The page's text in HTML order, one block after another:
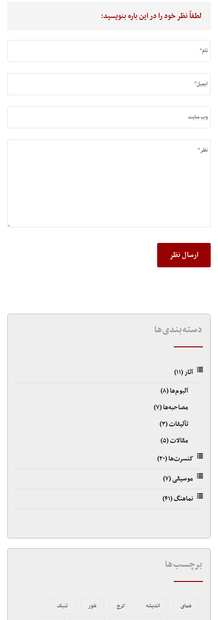
لطفاً نظر خود را در این باره بنویسید:
دسته‌بندی‌ها
آثار(۱۱)
آلبوم‌ها(۸)
مصاحبه‌ها(۷)
تألیفات(۳)
مقالات(۵)
کنسرت‌ها(۲۰)
موسیقی(۷)
نماهنگ(۴۱)
برچسب‌ها
همای اندیشه کرج شور تنبک